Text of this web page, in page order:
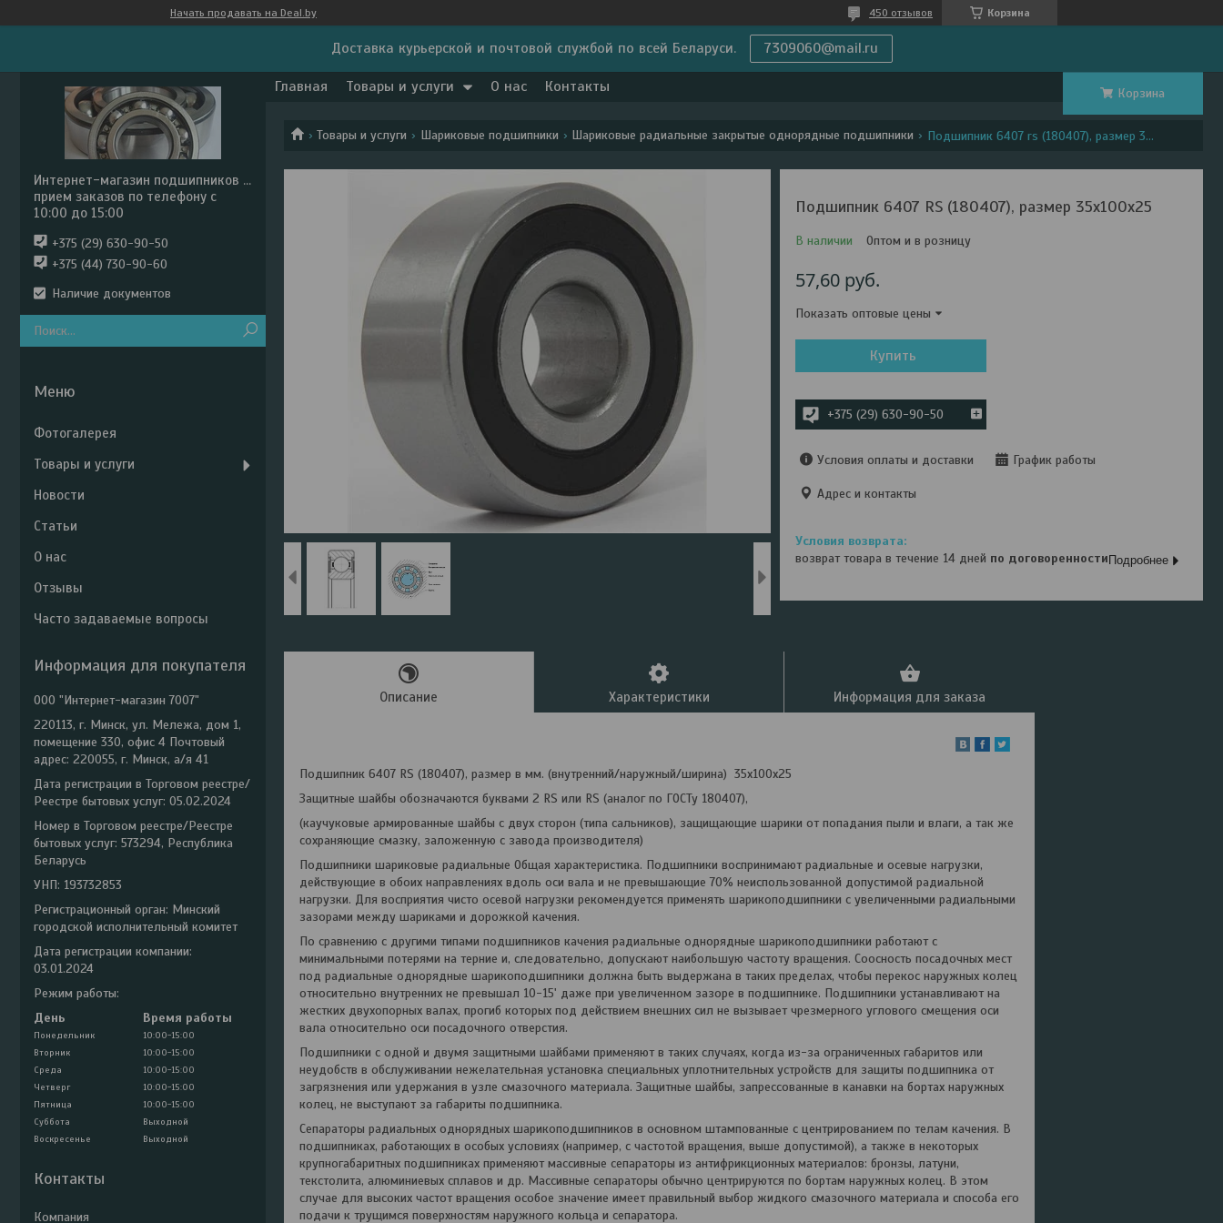
Начать продавать на Deal.by Корзина
450 отзывов
Доставка курьерской и почтовой службой по всей Беларуси. 7309060@mail.ru
Главная Товары и услуги О нас Контакты Корзина
Товары и услуги Шариковые подшипники Шариковые радиальные закрытые однорядные подшипники Подшипник 6407 rs (180407), размер 35x100x25
Подшипник 6407 RS (180407), размер 35x100x25
В наличии Оптом и в розницу
57,60 руб.
Показать оптовые цены
Купить
+375 (29) 630-90-50
Условия оплаты и доставки График работы
Адрес и контакты
возврат товара в течение 14 дней по договоренности Подробнее
Описание Характеристики Информация для заказа
Подшипник 6407 RS (180407), размер в мм. (внутренний/наружный/ширина) 35х100х25
Защитные шайбы обозначаются буквами 2 RS или RS (аналог по ГОСТу 180407),
(каучуковые армированные шайбы с двух сторон (типа сальников), защищающие шарики от попадания пыли и влаги, а так же
сохраняющие смазку, заложенную с завода производителя)
Подшипники шариковые радиальные Общая характеристика. Подшипники воспринимают радиальные и осевые нагрузки,
действующие в обоих направлениях вдоль оси вала и не превышающие 70% неиспользованной допустимой радиальной
нагрузки. Для восприятия чисто осевой нагрузки рекомендуется применять шарикоподшипники с увеличенными радиальными
зазорами между шариками и дорожкой качения.
По сравнению с другими типами подшипников качения радиальные однорядные шарикоподшипники работают с
минимальными потерями на терние и, следовательно, допускают наибольшую частоту вращения. Соосность посадочных мест
под радиальные однорядные шарикоподшипники должна быть выдержана в таких пределах, чтобы перекос наружных колец
относительно внутренних не превышал 10-15' даже при увеличенном зазоре в подшипнике. Подшипники устанавливают на
жестких двухопорных валах, прогиб которых под действием внешних сил не вызывает чрезмерного углового смещения оси
вала относительно оси посадочного отверстия.
Подшипники с одной и двумя защитными шайбами применяют в таких случаях, когда из-за ограниченных габаритов или
неудобств в обслуживании нежелательная установка специальных уплотнительных устройств для защиты подшипника от
загрязнения или удержания в узле смазочного материала. Защитные шайбы, запрессованные в канавки на бортах наружных
колец, не выступают за габариты подшипника.
Сепараторы радиальных однорядных шарикоподшипников в основном штампованные с центрированием по телам качения. В
подшипниках, работающих в особых условиях (например, с частотой вращения, выше допустимой), а также в некоторых
крупногабаритных подшипниках применяют массивные сепараторы из антифрикционных материалов: бронзы, латуни,
текстолита, алюминиевых сплавов и др. Массивные сепараторы обычно центрируются по бортам наружных колец. В этом
случае для высоких частот вращения особое значение имеет правильный выбор жидкого смазочного материала и способа его
подачи к трущимся поверхностям наружного кольца и сепаратора.
Интернет-магазин подшипников ...
прием заказов по телефону с
10:00 до 15:00
+375 (29) 630-90-50
+375 (44) 730-90-60
Наличие документов
Фотогалерея
Товары и услуги
Новости
Статьи
О нас
Отзывы
Часто задаваемые вопросы
Информация для покупателя
ООО "Интернет-магазин 7007"
220113, г. Минск, ул. Мележа, дом 1,
помещение 330, офис 4 Почтовый
адрес: 220055, г. Минск, а/я 41
Дата регистрации в Торговом реестре/
Реестре бытовых услуг: 05.02.2024
Номер в Торговом реестре/Реестре
бытовых услуг: 573294, Республика
Беларусь
УНП: 193732853
Регистрационный орган: Минский
городской исполнительный комитет
Дата регистрации компании:
03.01.2024
Режим работы:
День
Время работы
Понедельник
10:00-15:00
Вторник
10:00-15:00
Среда
10:00-15:00
Четверг
10:00-15:00
Пятница
10:00-15:00
Суббота
Выходной
Воскресенье
Выходной
Контакты